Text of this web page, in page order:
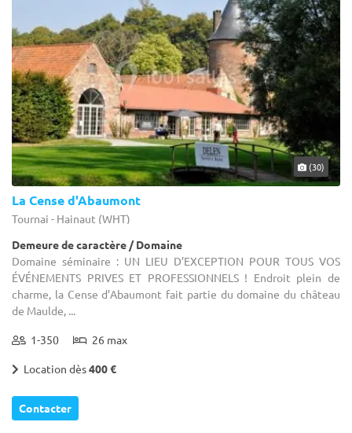
(30)
La Cense d'Abaumont
Tournai - Hainaut (WHT)
Demeure de caractère / Domaine
Domaine séminaire : UN LIEU D’EXCEPTION POUR TOUS VOS
ÉVÉNEMENTS PRIVES ET PROFESSIONNELS ! Endroit plein de
charme, la Cense d’Abaumont fait partie du domaine du château
de Maulde, ...
1-350 26 max
Location dès400 €
Contacter